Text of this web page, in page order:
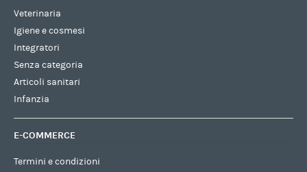
Veterinaria
Igiene e cosmesi
Integratori
Senza categoria
Articoli sanitari
Infanzia
E-COMMERCE
Termini e condizioni